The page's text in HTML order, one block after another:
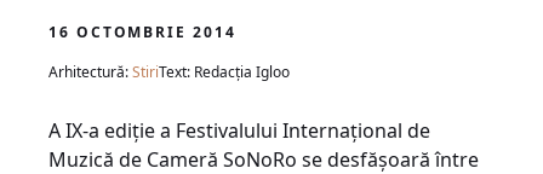
16 OCTOMBRIE 2014
Arhitectură:StiriText: Redacția Igloo
A IX-a ediție a Festivalului Internațional de
Muzică de Cameră SoNoRo se desfășoară între